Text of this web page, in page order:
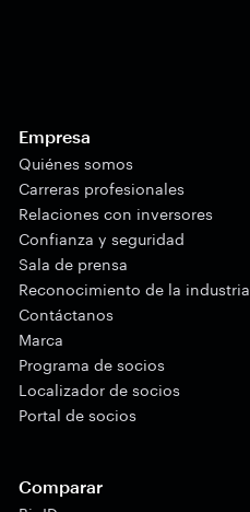
Empresa
Quiénes somos
Carreras profesionales
Relaciones con inversores
Confianza y seguridad
Sala de prensa
Reconocimiento de la industria
Contáctanos
Marca
Programa de socios
Localizador de socios
Portal de socios
Comparar